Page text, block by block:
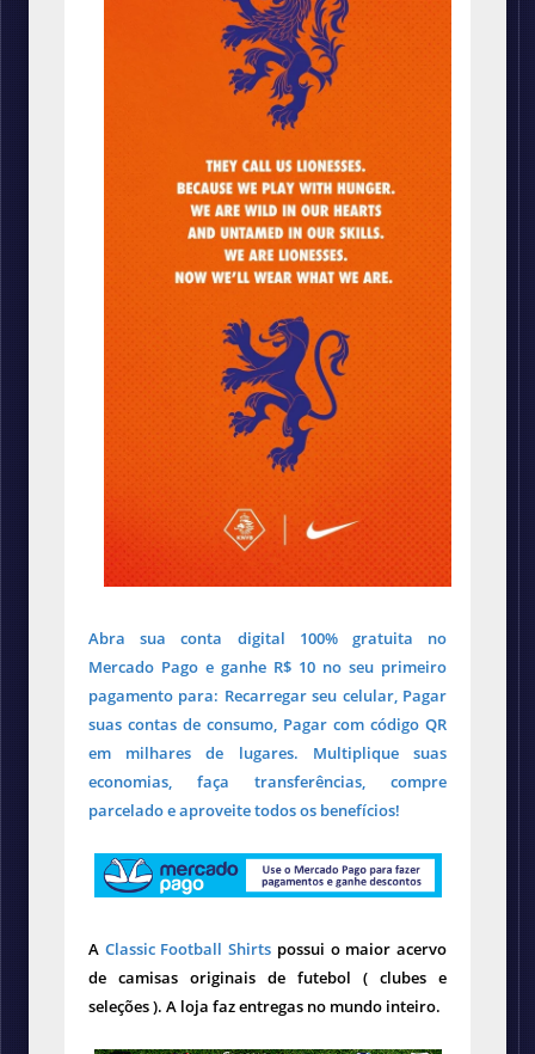
Abra sua conta digital 100% gratuita no
Mercado Pago e ganhe R$ 10 no seu primeiro
pagamento para: Recarregar seu celular, Pagar
suas contas de consumo, Pagar com código QR
em milhares de lugares. Multiplique suas
economias, faça transferências, compre
parcelado e aproveite todos os benefícios!
A Classic Football Shirts possui o maior acervo
de camisas originais de futebol ( clubes e
seleções ). A loja faz entregas no mundo inteiro.